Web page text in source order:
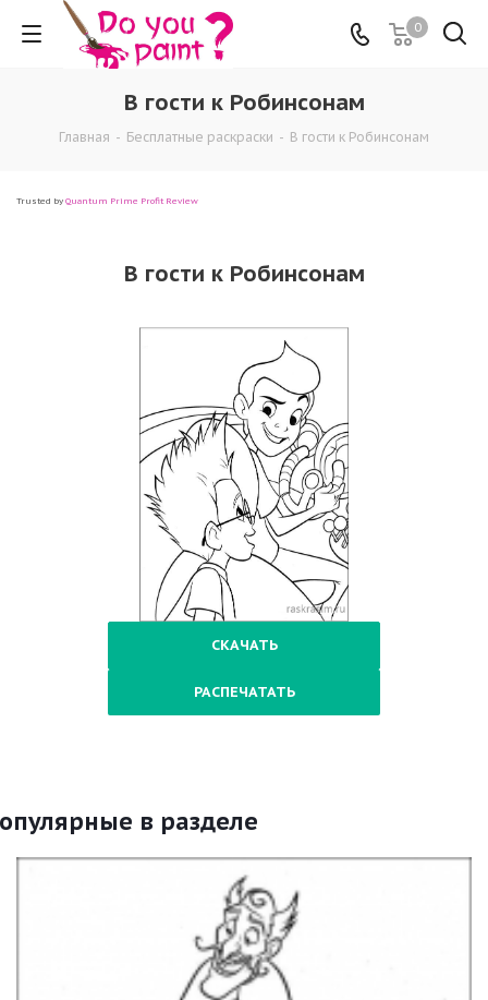
0
В гости к Робинсонам
Главная - Бесплатные раскраски - В гости к Робинсонам
Trusted by Quantum Prime Profit Review
В гости к Робинсонам
СКАЧАТЬ
РАСПЕЧАТАТЬ
в разделе